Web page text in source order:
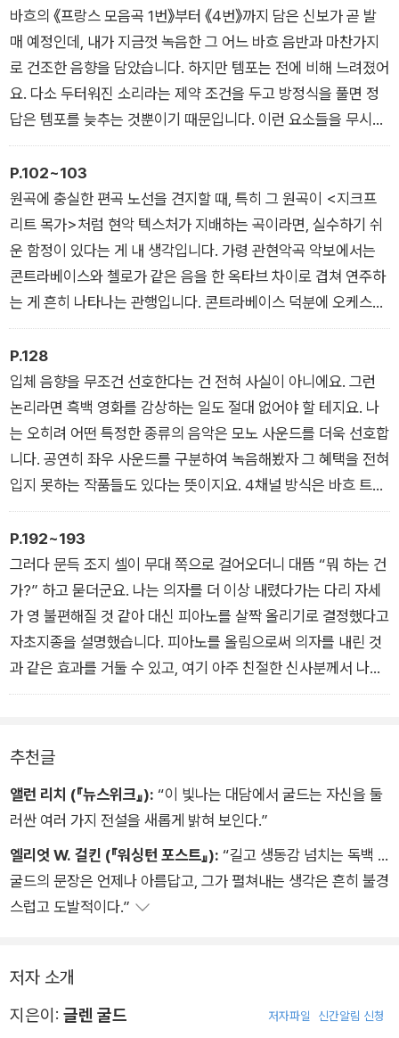
는 말과 정확히 똑같은 말을 했습니다. 그러니까 예나 지금이나
바뀐 게 없는 셈이지요. 좀처럼 없앨 수 없는 버릇인 겁니다.
바흐의 《프랑스 모음곡 1번》부터 《4번》까지 담은 신보가 곧 발
매 예정인데, 내가 지금껏 녹음한 그 어느 바흐 음반과 마찬가지
로 건조한 음향을 담았습니다. 하지만 템포는 전에 비해 느려졌어
요. 다소 두터워진 소리라는 제약 조건을 두고 방정식을 풀면 정
답은 템포를 늦추는 것뿐이기 때문입니다. 이런 요소들을 무시하
고 평상시 선호대로 빠른 템포를 잡으면 아티큘레이션이 탁해질
수밖에 없습니다. 그러니까 이 경우에는 악기가 템포를 좌지우지
한 셈이지요.
P.102~103
원곡에 충실한 편곡 노선을 견지할 때, 특히 그 원곡이 <지크프
리트 목가>처럼 현악 텍스처가 지배하는 곡이라면, 실수하기 쉬
운 함정이 있다는 게 내 생각입니다. 가령 관현악곡 악보에서는
콘트라베이스와 첼로가 같은 음을 한 옥타브 차이로 겹쳐 연주하
는 게 흔히 나타나는 관행입니다. 콘트라베이스 덕분에 오케스트
라 음향의 지평이 확장되는 것이지요. 그렇다면 이런 관행을 피아
노 편곡판에서도 그대로 반영해야 할까요? 아니면 간헐적으로만
운용해야 할까요? 내가 내린 결론은 <지크프리트 목가> 전체에
걸쳐 음악이 가장 높은 클라이맥스에 도달할 때를 제외하고는 콘
트라베이스의 음표를 언제나 엇박에 배치한다는 것입니다.
P.128
입체 음향을 무조건 선호한다는 건 전혀 사실이 아니에요. 그런
논리라면 흑백 영화를 감상하는 일도 절대 없어야 할 테지요. 나
는 오히려 어떤 특정한 종류의 음악은 모노 사운드를 더욱 선호합
니다. 공연히 좌우 사운드를 구분하여 녹음해봤자 그 혜택을 전혀
입지 못하는 작품들도 있다는 뜻이지요. 4채널 방식은 바흐 트리
오 소나타나 베토벤 교향곡에는 조금도 필요하지 않은 기술입니
다. 반면 가브리엘리의 작품 중에는 4채널이 통하는 곡이 있습니
다. 네 개의 금관 합주단을 사방에 하나씩 배치하고 녹음하는 방
식에 아주 어울리는 작품이지요.
P.192~193
그러다 문득 조지 셀이 무대 쪽으로 걸어오더니 대뜸 “뭐 하는 건
가?” 하고 묻더군요. 나는 의자를 더 이상 내렸다가는 다리 자세
가 영 불편해질 것 같아 대신 피아노를 살짝 올리기로 결정했다고
자초지종을 설명했습니다. 피아노를 올림으로써 의자를 내린 것
과 같은 효과를 거둘 수 있고, 여기 아주 친절한 신사분께서 나무
조각을 특별 제작해주기로 하신 덕분에 저녁 공연 전까지는 문제
“허!” 하는 탄식을 내시더군요.
추천글
앨런 리치 (『뉴스위크』): “이 빛나는 대담에서 굴드는 자신을 둘
러싼 여러 가지 전설을 새롭게 밝혀 보인다.”
엘리엇 W. 걸킨 (『워싱턴 포스트』): “길고 생동감 넘치는 독백 …
굴드의 문장은 언제나 아름답고, 그가 펼쳐내는 생각은 흔히 불경
스럽고 도발적이다.”
저자 소개
지은이: 글렌 굴드 저자파일 신간알림 신청